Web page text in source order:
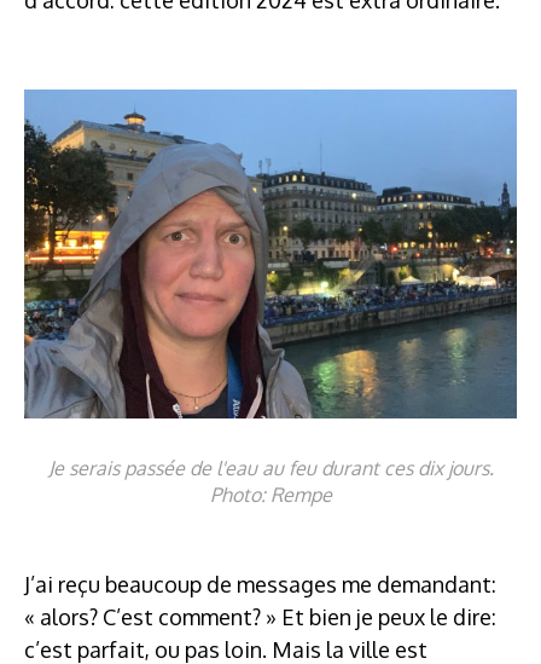
Je serais passée de l'eau au feu durant ces dix jours.
Photo: Rempe
J’ai reçu beaucoup de messages me demandant:
« alors? C’est comment? » Et bien je peux le dire:
c’est parfait, ou pas loin. Mais la ville est